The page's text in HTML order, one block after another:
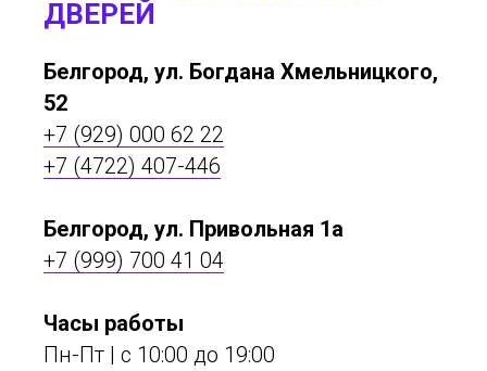
ДВЕРЕЙ
Белгород, ул. Богдана Хмельницкого,
52
+7 (929) 000 62 22
+7 (4722) 407-446
Белгород, ул. Привольная 1а
+7 (999) 700 41 04
Часы работы
Пн-Пт | с 10:00 до 19:00